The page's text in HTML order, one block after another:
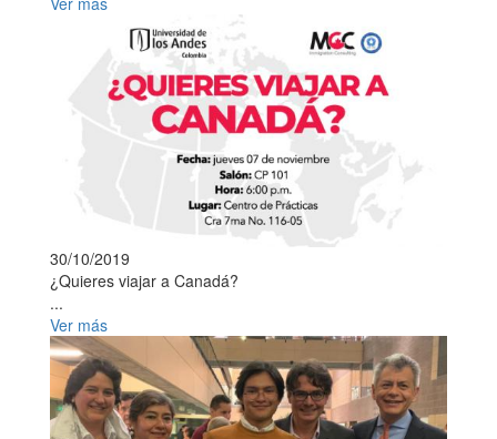
30/10/2019
¿Quieres viajar a Canadá?
...
Ver más